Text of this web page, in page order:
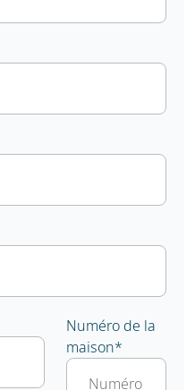
Numéro de la
maison*